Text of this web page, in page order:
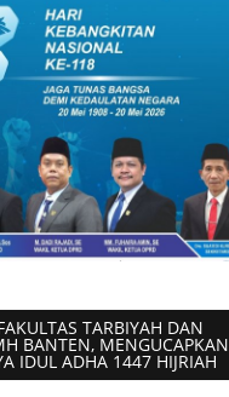
TARBIYAH DAN
BANTEN, MENGUCAPKAN
IDUL ADHA 1447 HIJRIAH